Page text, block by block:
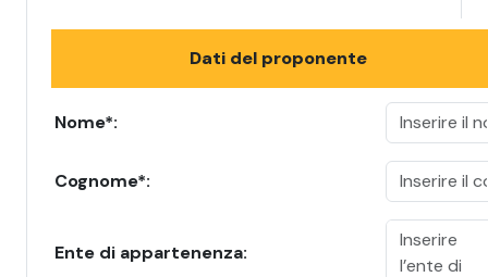
Dati del proponente
Nome*:
Cognome*:
Ente di appartenenza: